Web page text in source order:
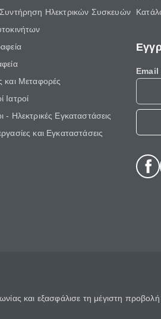
Ηλεκτρικών Συσκευών
και Μεταφορές
Ιατροί
- Ηλεκτρικές Εγκαταστάσεις
και Εγκαταστάσεις
Email
και εξασφάλισε τη μέγιστη